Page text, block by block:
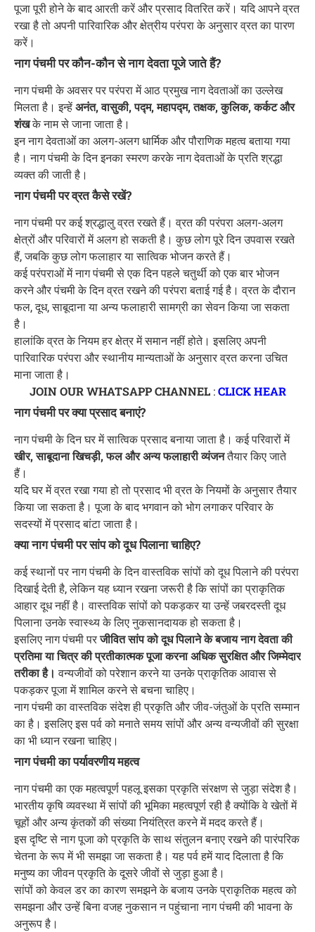
पूजा पूरी होने के बाद आरती करें और प्रसाद वितरित करें। यदि आपने व्रत
रखा है तो अपनी पारिवारिक और क्षेत्रीय परंपरा के अनुसार व्रत का पारण
करें।
नाग पंचमी पर कौन-कौन से नाग देवता पूजे जाते हैं?
नाग पंचमी के अवसर पर परंपरा में आठ प्रमुख नाग देवताओं का उल्लेख
मिलता है। इन्हेंअनंत, वासुकी, पद्म, महापद्म, तक्षक, कुलिक, कर्कट और
शंखके नाम से जाना जाता है।
इन नाग देवताओं का अलग-अलग धार्मिक और पौराणिक महत्व बताया गया
है। नाग पंचमी के दिन इनका स्मरण करके नाग देवताओं के प्रति श्रद्धा
व्यक्त की जाती है।
नाग पंचमी पर व्रत कैसे रखें?
नाग पंचमी पर कई श्रद्धालु व्रत रखते हैं। व्रत की परंपरा अलग-अलग
क्षेत्रों और परिवारों में अलग हो सकती है। कुछ लोग पूरे दिन उपवास रखते
हैं, जबकि कुछ लोग फलाहार या सात्विक भोजन करते हैं।
कई परंपराओं में नाग पंचमी से एक दिन पहले चतुर्थी को एक बार भोजन
करने और पंचमी के दिन व्रत रखने की परंपरा बताई गई है। व्रत के दौरान
फल, दूध, साबूदाना या अन्य फलाहारी सामग्री का सेवन किया जा सकता
है।
हालांकि व्रत के नियम हर क्षेत्र में समान नहीं होते। इसलिए अपनी
पारिवारिक परंपरा और स्थानीय मान्यताओं के अनुसार व्रत करना उचित
माना जाता है।
JOIN OUR WHATSAPP CHANNEL:CLICK HEAR
नाग पंचमी पर क्या प्रसाद बनाएं?
नाग पंचमी के दिन घर में सात्विक प्रसाद बनाया जाता है। कई परिवारों में
खीर, साबूदाना खिचड़ी, फल और अन्य फलाहारी व्यंजनतैयार किए जाते
हैं।
यदि घर में व्रत रखा गया हो तो प्रसाद भी व्रत के नियमों के अनुसार तैयार
किया जा सकता है। पूजा के बाद भगवान को भोग लगाकर परिवार के
सदस्यों में प्रसाद बांटा जाता है।
क्या नाग पंचमी पर सांप को दूध पिलाना चाहिए?
कई स्थानों पर नाग पंचमी के दिन वास्तविक सांपों को दूध पिलाने की परंपरा
दिखाई देती है, लेकिन यह ध्यान रखना जरूरी है कि सांपों का प्राकृतिक
आहार दूध नहीं है। वास्तविक सांपों को पकड़कर या उन्हें जबरदस्ती दूध
पिलाना उनके स्वास्थ्य के लिए नुकसानदायक हो सकता है।
इसलिए नाग पंचमी परजीवित सांप को दूध पिलाने के बजाय नाग देवता की
प्रतिमा या चित्र की प्रतीकात्मक पूजा करना अधिक सुरक्षित और जिम्मेदार
तरीका है। वन्यजीवों को परेशान करने या उनके प्राकृतिक आवास से
पकड़कर पूजा में शामिल करने से बचना चाहिए।
नाग पंचमी का वास्तविक संदेश ही प्रकृति और जीव-जंतुओं के प्रति सम्मान
का है। इसलिए इस पर्व को मनाते समय सांपों और अन्य वन्यजीवों की सुरक्षा
का भी ध्यान रखना चाहिए।
नाग पंचमी का पर्यावरणीय महत्व
नाग पंचमी का एक महत्वपूर्ण पहलू इसका प्रकृति संरक्षण से जुड़ा संदेश है।
भारतीय कृषि व्यवस्था में सांपों की भूमिका महत्वपूर्ण रही है क्योंकि वे खेतों में
चूहों और अन्य कृंतकों की संख्या नियंत्रित करने में मदद करते हैं।
इस दृष्टि से नाग पूजा को प्रकृति के साथ संतुलन बनाए रखने की पारंपरिक
चेतना के रूप में भी समझा जा सकता है। यह पर्व हमें याद दिलाता है कि
मनुष्य का जीवन प्रकृति के दूसरे जीवों से जुड़ा हुआ है।
सांपों को केवल डर का कारण समझने के बजाय उनके प्राकृतिक महत्व को
समझना और उन्हें बिना वजह नुकसान न पहुंचाना नाग पंचमी की भावना के
अनुरूप है।